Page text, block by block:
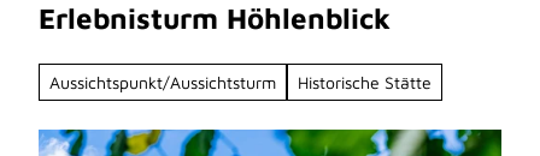
Erlebnisturm Höhlenblick
Aussichtspunkt/Aussichtsturm Historische Stätte